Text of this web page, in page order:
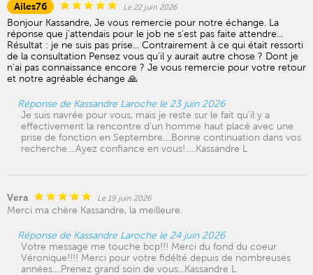
Ailes76 Le 22 juin 2026
Bonjour Kassandre, Je vous remercie pour notre échange. La
réponse que j'attendais pour le job ne s'est pas faite attendre...
Résultat : je ne suis pas prise... Contrairement à ce qui était ressorti
de la consultation Pensez vous qu'il y aurait autre chose ? Dont je
n'ai pas connaissance encore ? Je vous remercie pour votre retour
et notre agréable échange 🙏
Réponse de Kassandre Laroche le 23 juin 2026
Je suis navrée pour vous, mais je reste sur le fait qu'il y a
effectivement la rencontre d'un homme haut placé avec une
prise de fonction en Septembre....Bonne continuation dans vos
recherche....Ayez confiance en vous!.....Kassandre L
Vera Le 19 juin 2026
Merci ma chère Kassandre, la meilleure.
Réponse de Kassandre Laroche le 24 juin 2026
Votre message me touche bcp!!! Merci du fond du coeur
Véronique!!!! Merci pour votre fidélté depuis de nombreuses
années....Prenez grand soin de vous...Kassandre L